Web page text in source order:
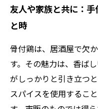
友人や家族と共に：
と時
骨付鶏は、居酒屋で欠
す。その魅力は、香ば
がしっかりと引き立つ
スパイスを使用するこ